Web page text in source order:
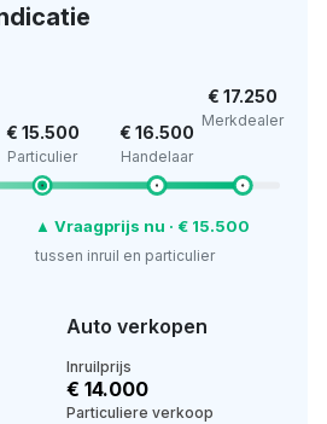
€ 15.500
Particulier
€ 16.500
Handelaar
€ 17.250
Merkdealer
▲ Vraagprijs nu · € 15.500
tussen inruil en particulier
Auto verkopen
Inruilprijs
€ 14.000
Particuliere verkoop